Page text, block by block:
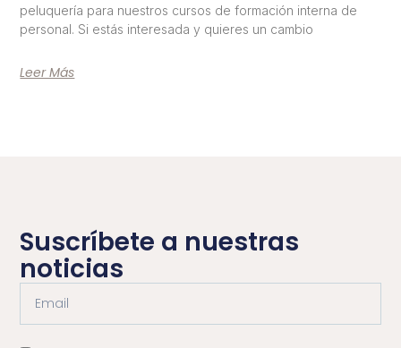
peluquería para nuestros cursos de formación interna de
personal. Si estás interesada y quieres un cambio
Leer Más
Suscríbete a nuestras
noticias